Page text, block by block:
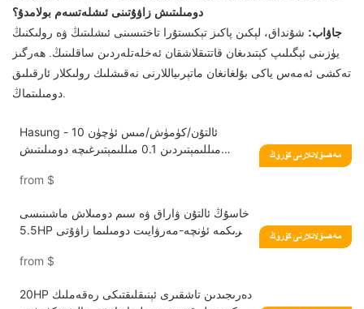
دومىلىتىش زاۋۇتىنى ئىشلەتسەم بولامدۇ؟
جاۋاب: شۇنداق، لېكىن پاكىز تېكىستۇرا تاختىسىنى ئىشلىتىڭ ۋە رولىكنىڭ
يۈزىنى ئېگىلىپ كېتىدىغان قاتتىقلاشقان ئەخلەتلەردىن ساقلىنىڭ. ھەرگىز
تەكشى ئەمەس ياكى بۇلغانغان ماتېرىياللارنى نەقىشلىك رولىكلار ئارقىلىق
دومىلىتماڭ.
Hasung - ئالتۇن/كۈمۈش/مىس ئۈچۈن 10
مىللىمېتىردىن 0.1 مىللىمېتىرغىچە دومىلىتىش
ماشىنىسى
from $
مەھسۇلاتلارنى كۆرۈڭ
خاسۇڭ ئالتۇن ۋاراق ۋە سىم دومىلاش ماشىنىسى
5.5HP بىرىكمە ئۈنچە-مەرۋايىت دومىلىما زاۋۇتى
from $
مەھسۇلاتلارنى كۆرۈڭ
20HP دەرىجىدىن تاشقىرى ئېنىقلىقتىكى رەقەملىك